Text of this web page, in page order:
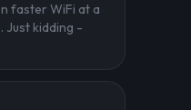
faster WiFi at a
Just kidding -